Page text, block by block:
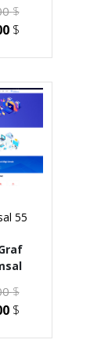
$
$
55
$
$